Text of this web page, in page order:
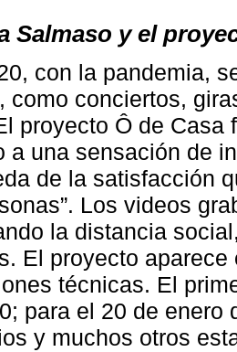
Salmaso y el
con la pandemia,
como conciertos,
proyecto Ô de
a una sensación de
de la satisfacción
Los videos
la distancia
El proyecto aparece
técnicas. El
para el 20 de enero
y muchos otros